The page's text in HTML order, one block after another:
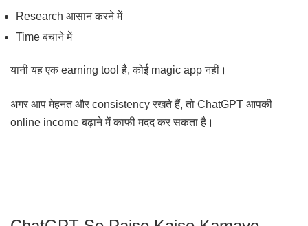
Research आसान करने में
Time बचाने में
यानी यह एक earning tool है, कोई magic app नहीं।
अगर आप मेहनत और consistency रखते हैं, तो ChatGPT आपकी
online income बढ़ाने में काफी मदद कर सकता है।